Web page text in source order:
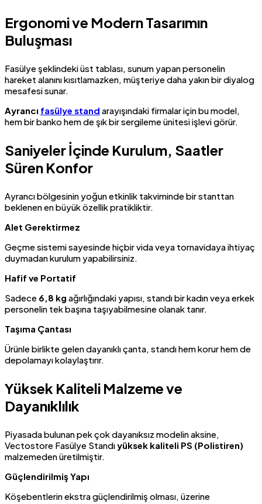
Ergonomi ve Modern Tasarımın
Buluşması
Fasülye şeklindeki üst tablası, sunum yapan personelin
hareket alanını kısıtlamazken, müşteriye daha yakın bir diyalog
mesafesi sunar.
Ayrancı fasülye stand arayışındaki firmalar için bu model,
hem bir banko hem de şık bir sergileme ünitesi işlevi görür.
Saniyeler İçinde Kurulum, Saatler
Süren Konfor
Ayrancı bölgesinin yoğun etkinlik takviminde bir stanttan
beklenen en büyük özellik pratikliktir.
Alet Gerektirmez
Geçme sistemi sayesinde hiçbir vida veya tornavidaya ihtiyaç
duymadan kurulum yapabilirsiniz.
Hafif ve Portatif
Sadece 6,8 kg ağırlığındaki yapısı, standı bir kadın veya erkek
personelin tek başına taşıyabilmesine olanak tanır.
Taşıma Çantası
Ürünle birlikte gelen dayanıklı çanta, standı hem korur hem de
depolamayı kolaylaştırır.
Yüksek Kaliteli Malzeme ve
Dayanıklılık
Piyasada bulunan pek çok dayanıksız modelin aksine,
Vectostore Fasülye Standıyüksek kaliteli PS (Polistiren)
malzemeden üretilmiştir.
Güçlendirilmiş Yapı
Köşebentlerin ekstra güçlendirilmiş olması, üzerine